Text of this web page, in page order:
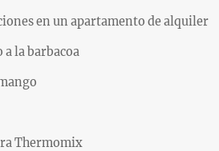
en un apartamento de alquiler
a la barbacoa
Thermomix